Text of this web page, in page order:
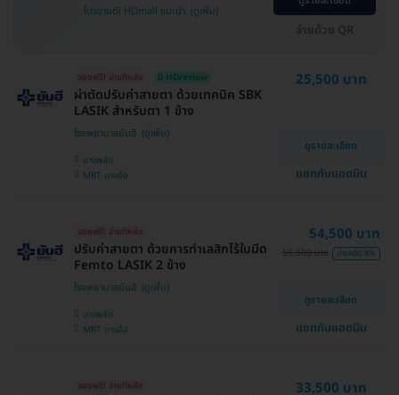
โปรขายดี! HDmall แนะนำ
จองฟรี! จ่ายทีหลัง มี HDreview
ผ่าตัดปรับค่าสายตา ด้วยเทคนิค SBK
LASIK สำหรับตา 1 ข้าง
โรงพยาบาลยันฮี
บางพลัด
MRT บางอ้อ
25,500 บาท
ดูรายละเอียด
แชทกับแอดมิน
จองฟรี! จ่ายทีหลัง
ปรับค่าสายตา ด้วยการทำเลสิกไร้ใบมีด
Femto LASIK 2 ข้าง
โรงพยาบาลยันฮี
บางพลัด
MRT บางอ้อ
54,500 บาท
59,500 บาท ประหยัด 8%
ดูรายละเอียด
แชทกับแอดมิน
จองฟรี! จ่ายทีหลัง 33,500 บาท